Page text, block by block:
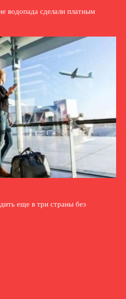
водопада сделали платным
еще в три страны без